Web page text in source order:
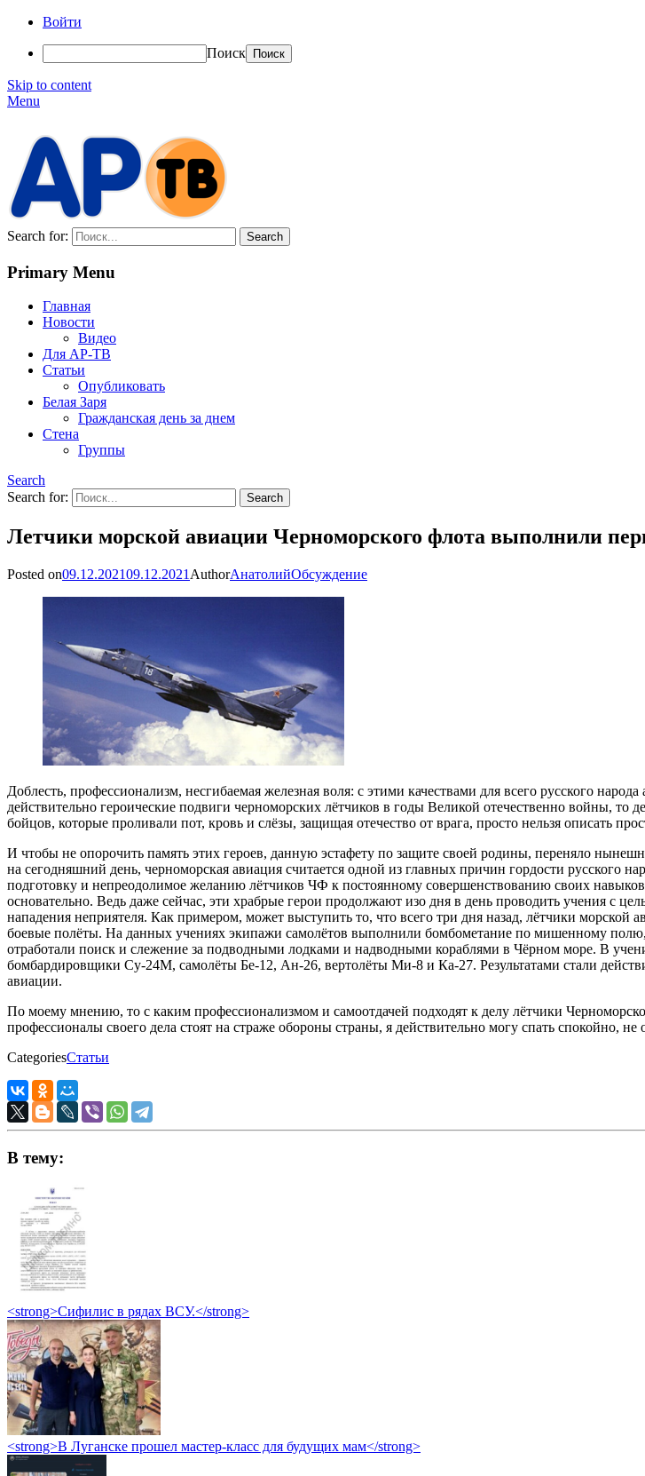
Войти
Поиск
Skip to content
Menu
Search for:
Primary Menu
Главная
Новости
Видео
Для АР-ТВ
Статьи
Опубликовать
Белая Заря
Гражданская день за днем
Стена
Группы
Search
Search for:
Летчики морской авиации Черноморского флота выполнили
Posted on09.12.202109.12.2021 AuthorАнатолийОбсуждение
Доблесть, профессионализм, несгибаемая железная воля: с этими качествами для всего русского
действительно героические подвиги черноморских лётчиков в годы Великой отечественно войны,
бойцов, которые проливали пот, кровь и слёзы, защищая отечество от врага, просто нельзя описать
И чтобы не опорочить память этих героев, данную эстафету по защите своей родины, переняло
на сегодняшний день, черноморская авиация считается одной из главных причин гордости русского
подготовку и непреодолимое желанию лётчиков ЧФ к постоянному совершенствованию своих
основательно. Ведь даже сейчас, эти храбрые герои продолжают изо дня в день проводить учения с
нападения неприятеля. Как примером, может выступить то, что всего три дня назад, лётчики
боевые полёты. На данных учениях экипажи самолётов выполнили бомбометание по мишенному
отработали поиск и слежение за подводными лодками и надводными кораблями в Чёрном море. В
бомбардировщики Су-24М, самолёты Бе-12, Ан-26, вертолёты Ми-8 и Ка-27. Результатами стали
авиации.
По моему мнению, то с каким профессионализмом и самоотдачей подходят к делу лётчики
профессионалы своего дела стоят на страже обороны страны, я действительно могу спать спокойно,
CategoriesСтатьи
В тему:
<strong>Сифилис в рядах ВСУ.</strong>
<strong>В Луганске прошел мастер-класс для будущих мам</strong>